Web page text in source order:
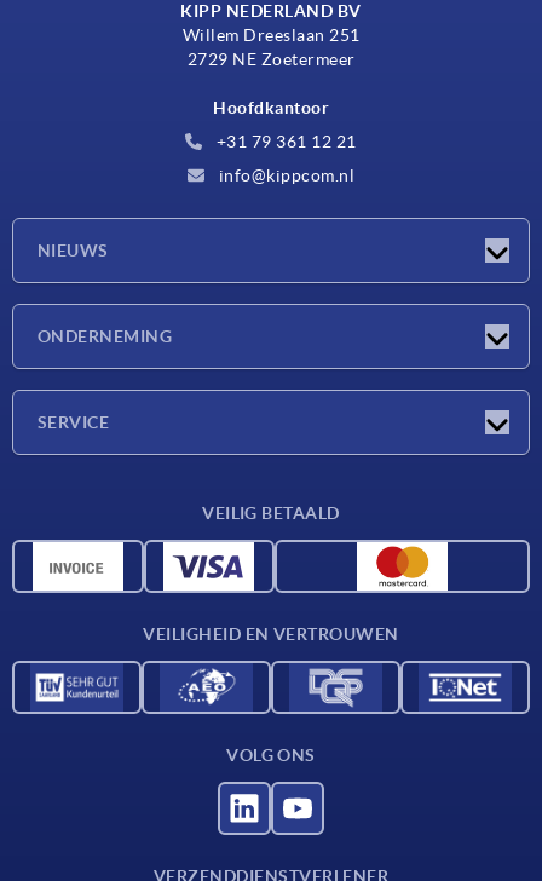
KIPP NEDERLAND BV
Willem Dreeslaan 251
2729 NE Zoetermeer
Hoofdkantoor
+31 79 361 12 21
info@kippcom.nl
NIEUWS
ONDERNEMING
SERVICE
CAD-gegevens
VEILIG BETAALD
VEILIGHEID EN VERTROUWEN
VOLG ONS
VERZENDDIENSTVERLENER